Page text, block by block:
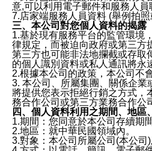
意,可以利用電子郵件和服務人員
7.店家端服務人員資料 (舉例拍
三、本公司對您個人資料的揭露
1.基於現有服務平台的監管環境
律規定，而被迫向政府或第三方
第三方也可能非法地攔截或存取
的個人識別資料或私人通訊將永
2.根據本公司的政策，本公司不
3. 本公司、所屬集團、關係企業
將提供您表示拒絕行銷之方式，
務合作公司或第三方業務合作公
四、個人資料利用之期間、地區
1.期間：您同意於本公司存續期
2.地區：就中華民國領域內。
3.對象：本公司所屬公司(本公司